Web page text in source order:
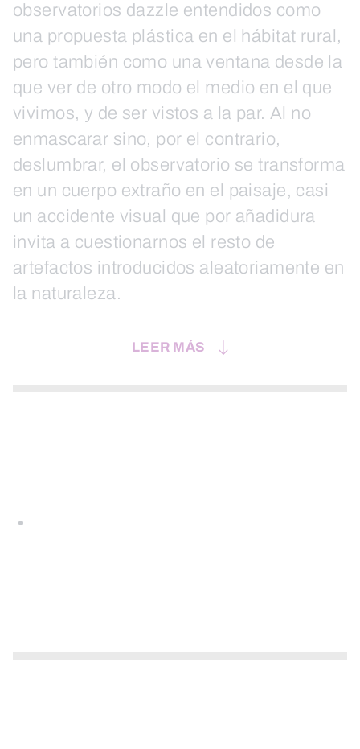
observatorios dazzle entendidos como
una propuesta plástica en el hábitat rural,
pero también como una ventana desde la
que ver de otro modo el medio en el que
vivimos, y de ser vistos a la par. Al no
enmascarar sino, por el contrario,
deslumbrar, el observatorio se transforma
en un cuerpo extraño en el paisaje, casi
un accidente visual que por añadidura
invita a cuestionarnos el resto de
artefactos introducidos aleatoriamente en
la naturaleza.
LEER MÁS